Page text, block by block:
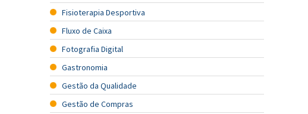
Fisioterapia Desportiva
Fluxo de Caixa
Fotografia Digital
Gastronomia
Gestão da Qualidade
Gestão de Compras